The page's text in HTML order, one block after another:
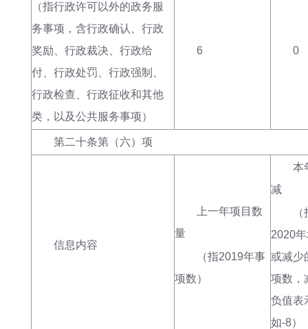
（指行政许可以外的政务服
务事项 ， 含行政确认、行政
奖励、行政裁决、行政给
付、行政处罚、行政强制、
行政检查、行政征收和其他
类，以及公共服务事项）
6 0
第二十条第（六）项
信息内容
上一年项目数
量
（指2019年事
项数）
本
减
2020
或减少
项数，
负值表
如-8）